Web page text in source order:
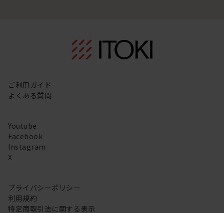
ご利用ガイド
よくある質問
Youtube
Facebook
Instagram
X
プライバシーポリシー
利用規約
特定商取引法に関する表示